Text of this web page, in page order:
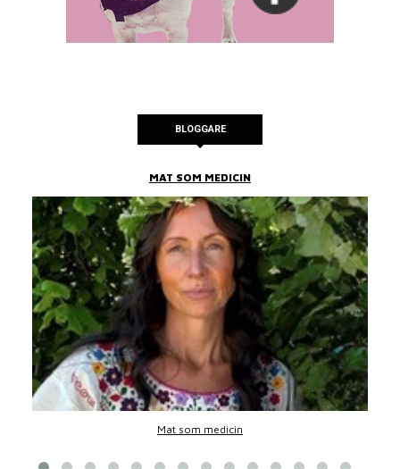
BLOGGARE
MAT SOM MEDICIN
Mat som medicin